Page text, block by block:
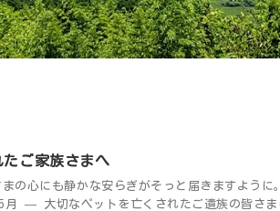
ご家族さまへ
の心にも静かな安らぎがそっと届きますよう
月 — 大切なペットを亡くされたご遺族の皆さ